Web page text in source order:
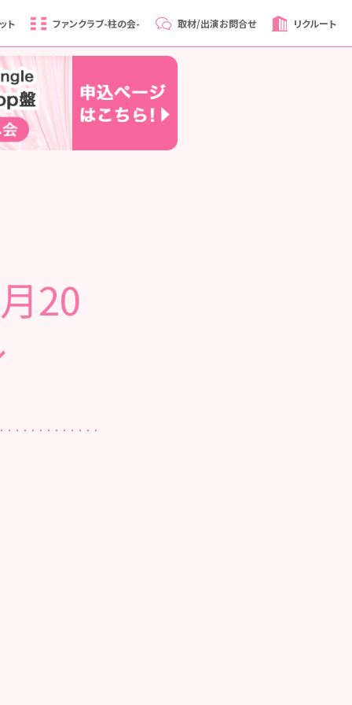
ト ファンクラブ-柱の会- 取材/出演お問合せ リクルート
20